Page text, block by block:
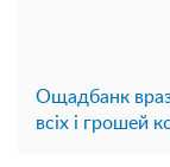
Ощадбанк
всіх і грошей